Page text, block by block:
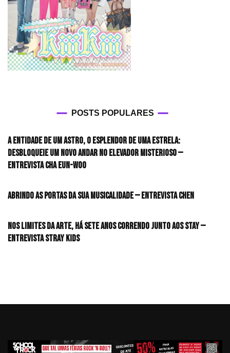
POSTS POPULARES
A entidade de um astro, o esplendor de uma estrela:
desbloqueie um novo andar no elevador misterioso —
Entrevista CHA EUN-WOO
Abrindo as portas da sua musicalidade — Entrevista CHEN
Nos limites da arte, há sete anos correndo junto aos STAY —
Entrevista Stray Kids